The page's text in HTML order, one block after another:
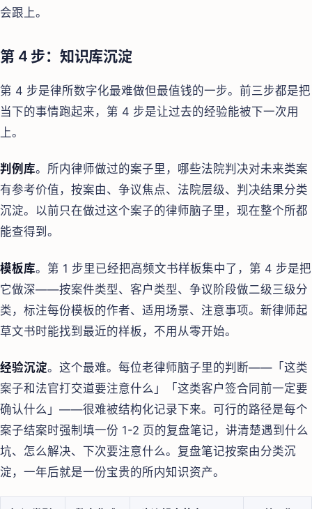
会跟上。
第 4 步：知识库沉淀
第 4 步是律所数字化最难做但最值钱的一步。前三步都是把
当下的事情跑起来，第 4 步是让过去的经验能被下一次用
上。
判例库。所内律师做过的案子里，哪些法院判决对未来类案
有参考价值，按案由、争议焦点、法院层级、判决结果分类
沉淀。以前只在做过这个案子的律师脑子里，现在整个所都
能查得到。
模板库。第 1 步里已经把高频文书样板集中了，第 4 步是把
它做深——按案件类型、客户类型、争议阶段做二级三级分
类，标注每份模板的作者、适用场景、注意事项。新律师起
草文书时能找到最近的样板，不用从零开始。
经验沉淀。这个最难。每位老律师脑子里的判断——「这类
案子和法官打交道要注意什么」「这类客户签合同前一定要
确认什么」——很难被结构化记录下来。可行的路径是每个
案子结案时强制填一份 1-2 页的复盘笔记，讲清楚遇到什么
坑、怎么解决、下次要注意什么。复盘笔记按案由分类沉
淀，一年后就是一份宝贵的所内知识资产。